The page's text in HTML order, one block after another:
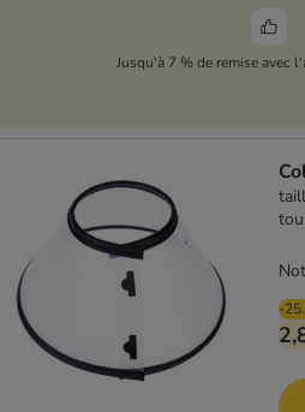
Jusqu'à 7 % de remise avec
-